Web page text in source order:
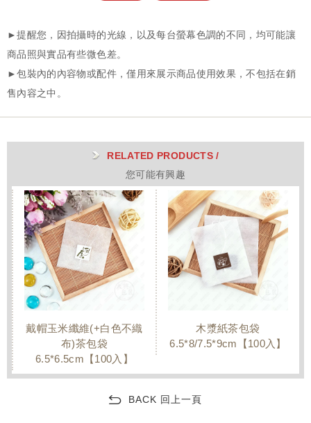
RELATED PRODUCTS /
您可能有興趣
織
木漿紙茶包袋
6.5*8/7.5*9cm【100入】
如意過濾袋【1000入】
BACK 回上一頁